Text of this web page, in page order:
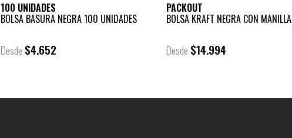
100 UNIDADES
BOLSA BASURA NEGRA 100 UNIDADES
Desde $4.652
PACKOUT
BOLSA KRAFT NEGRA CON MANILLA
Desde $14.994